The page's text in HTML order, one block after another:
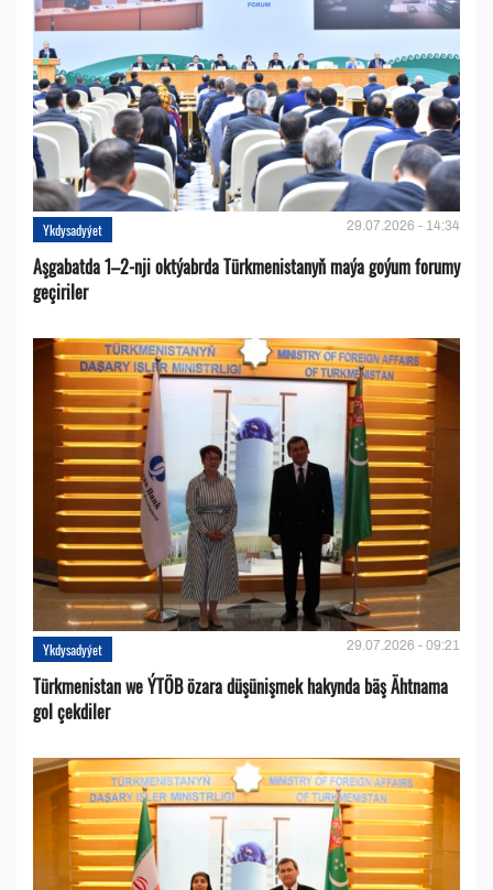
Ykdysadyýet 29.07.2026 - 14:34
Aşgabatda 1–2-nji oktýabrda Türkmenistanyň maýa goýum forumy
geçiriler
Ykdysadyýet 29.07.2026 - 09:21
Türkmenistan we ÝTÖB özara düşünişmek hakynda bäş Ähtnama
gol çekdiler